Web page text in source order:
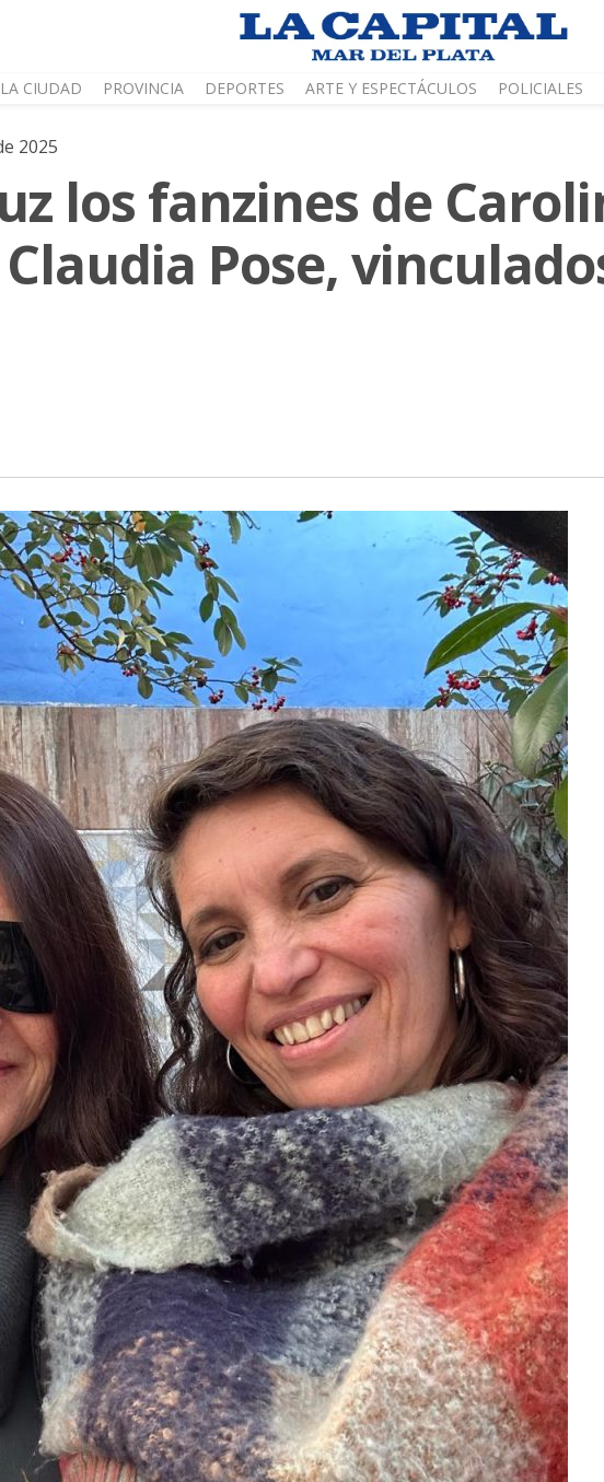
LA CIUDAD PROVINCIA DEPORTES ARTE Y ESPECTÁCULOS POLICIALES
2025
los fanzines de
Pose,